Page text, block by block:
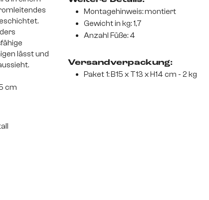
lässt und
cm
Montagehinweis: montiert
Gewicht in kg: 1,7
Anzahl Füße: 4
Versandverpackung:
Paket 1: B15 x T13 x H14 cm - 2 kg